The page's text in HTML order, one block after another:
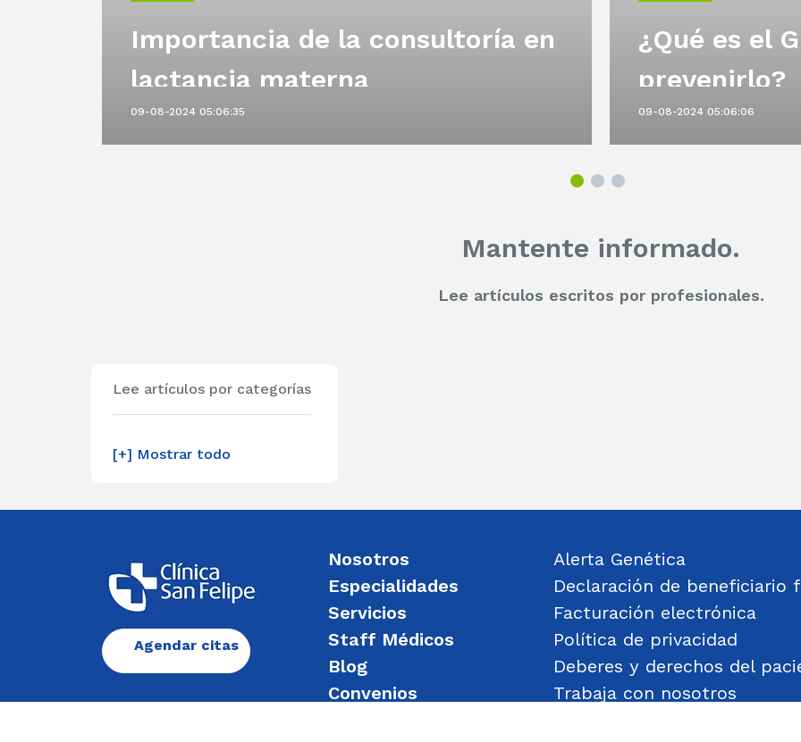
Importancia de la consultoría en
lactancia materna
09-08-2024 05:06:35
¿Qué es el
prevenirlo?
09-08-2024 05:06:06
Mantente informado.
Lee artículos escritos por profesionales.
Lee artículos por categorías
[+] Mostrar todo
Agendar citas
Nosotros
Especialidades
Servicios
Staff Médicos
Blog
Convenios
Alerta Genética
Declaración de beneficiario
Facturación electrónica
Política de privacidad
Deberes y derechos del
Trabaja con nosotros